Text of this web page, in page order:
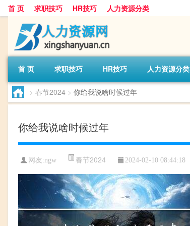
首 页 求职技巧 HR技巧 人力资源分类
首 页 求职技巧 HR技巧 人力资源分类
> 春节2024 > 你给我说啥时候过年
你给我说啥时候过年
网友:ngw 春节2024 2024-02-10 08:44:18